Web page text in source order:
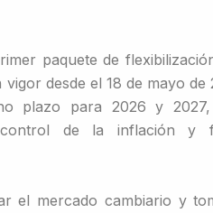
paquete de
desde el 18 de mayo de
plazo para 2026 y
control de la inflación y
el mercado cambiario y